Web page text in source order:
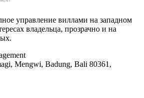
управление виллами на западном
владельца, прозрачно и на
Mengwi, Badung, Bali 80361,